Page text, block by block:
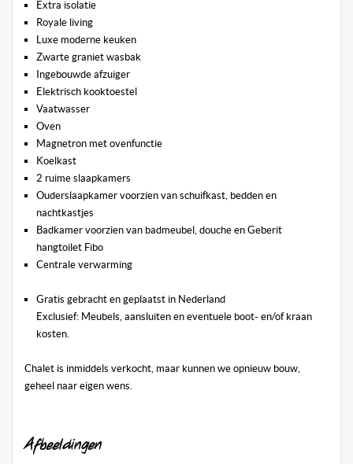
Extra isolatie
Royale living
Luxe moderne keuken
Zwarte graniet wasbak
Ingebouwde afzuiger
Elektrisch kooktoestel
Vaatwasser
Oven
Magnetron met ovenfunctie
Koelkast
2 ruime slaapkamers
Ouderslaapkamer voorzien van schuifkast, bedden en
nachtkastjes
Badkamer voorzien van badmeubel, douche en Geberit
hangtoilet Fibo
Centrale verwarming
Gratis gebracht en geplaatst in Nederland
Exclusief: Meubels, aansluiten en eventuele boot- en/of kraan
kosten.
Chalet is inmiddels verkocht, maar kunnen we opnieuw bouw,
geheel naar eigen wens.
Afbeeldingen